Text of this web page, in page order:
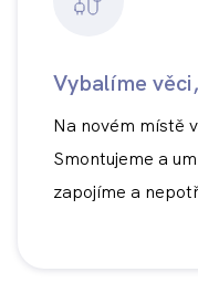
Vybalíme
Na novém místě
Smontujeme a
zapojíme a